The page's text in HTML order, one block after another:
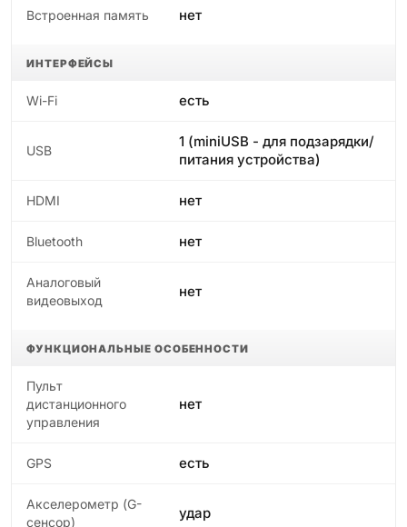
Встроенная память нет
ИНТЕРФЕЙСЫ
Wi-Fi есть
USB
1 (miniUSB - для подзарядки/
питания устройства)
HDMI нет
Bluetooth нет
Аналоговый
видеовыход
нет
ФУНКЦИОНАЛЬНЫЕ ОСОБЕННОСТИ
Пульт
дистанционного
управления
нет
GPS есть
Акселерометр (G-
сенсор)
удар